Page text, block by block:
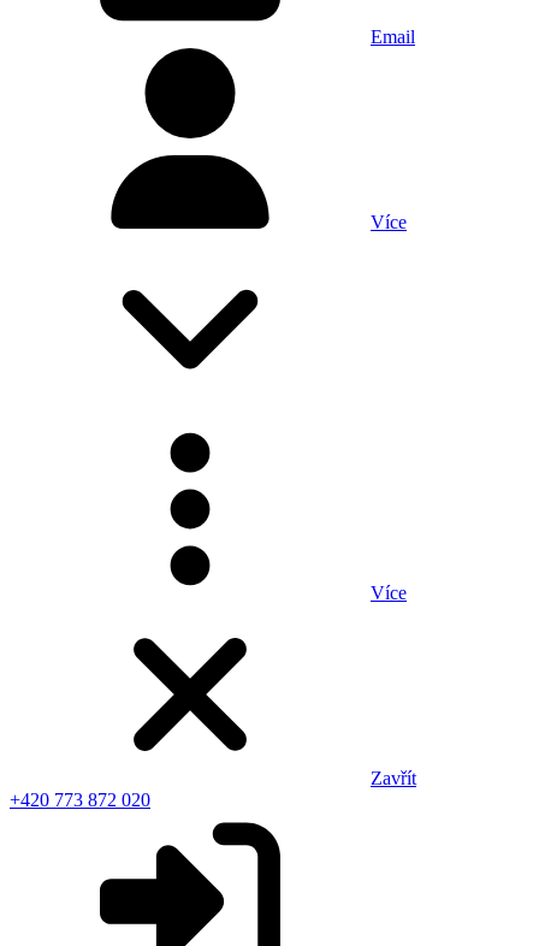
Email
Více
Více
Zavřít
+420 773 872 020